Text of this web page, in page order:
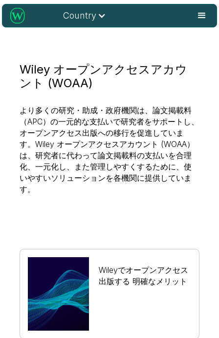
Country
Wiley オープンアクセスアカウ
ント (WOAA)
より多くの研究・助成・政府機関は、論文掲載料
（APC）の一元的な支払いで研究者をサポートし、
オープンアクセス出版への移行を促進していま
す。Wiley オープンアクセスアカウント (WOAA）
は、研究者に代わって論文掲載料の支払いを合理
化、一元化し、また管理しやすくするために、使
いやすいソリューションを各機関に提供していま
す。
Wileyでオープンアクセス
出版する 明確なメリット